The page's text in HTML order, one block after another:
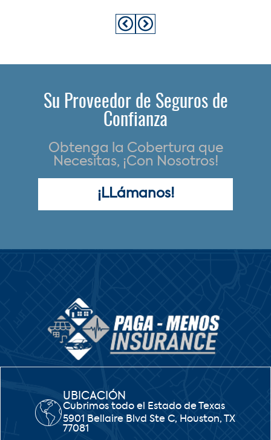
Su Proveedor de Seguros de
Confianza
Obtenga la Cobertura que
Necesitas, ¡Con Nosotros!
¡LLámanos!
UBICACIÓN
Cubrimos todo el Estado de Texas
5901 Bellaire Blvd Ste C, Houston, TX
77081